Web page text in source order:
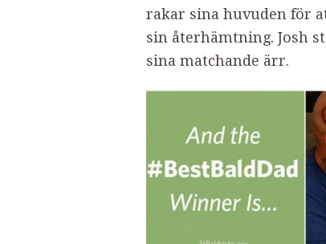
rakar sina huvuden för
sin återhämtning. Josh
sina matchande ärr.